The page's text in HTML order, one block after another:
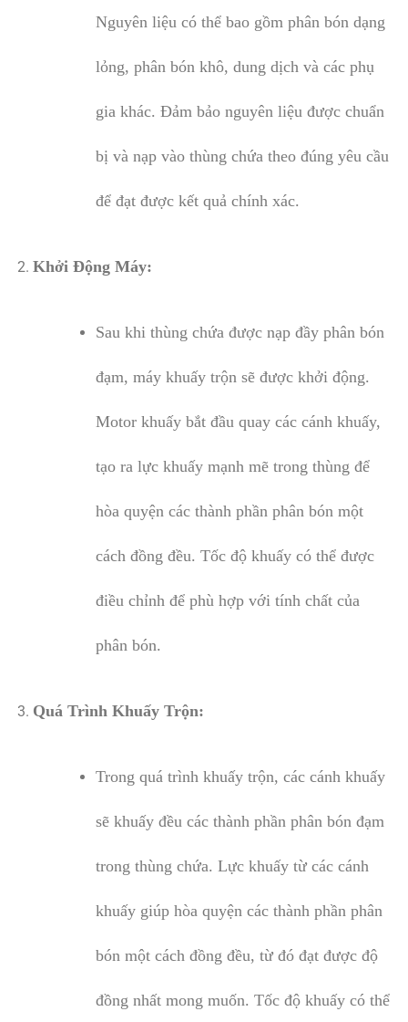
Nguyên liệu có thể bao gồm phân bón dạng
lỏng, phân bón khô, dung dịch và các phụ
gia khác. Đảm bảo nguyên liệu được chuẩn
bị và nạp vào thùng chứa theo đúng yêu cầu
để đạt được kết quả chính xác.
Khởi Động Máy:
Sau khi thùng chứa được nạp đầy phân bón
đạm, máy khuấy trộn sẽ được khởi động.
Motor khuấy bắt đầu quay các cánh khuấy,
tạo ra lực khuấy mạnh mẽ trong thùng để
hòa quyện các thành phần phân bón một
cách đồng đều. Tốc độ khuấy có thể được
điều chỉnh để phù hợp với tính chất của
phân bón.
Quá Trình Khuấy Trộn:
Trong quá trình khuấy trộn, các cánh khuấy
sẽ khuấy đều các thành phần phân bón đạm
trong thùng chứa. Lực khuấy từ các cánh
khuấy giúp hòa quyện các thành phần phân
bón một cách đồng đều, từ đó đạt được độ
đồng nhất mong muốn. Tốc độ khuấy có thể